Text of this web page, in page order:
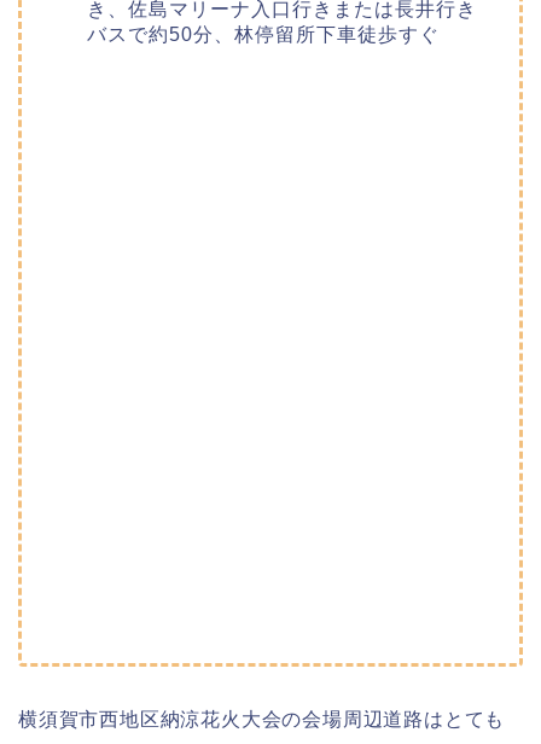
き、佐島マリーナ入口行きまたは長井行き
バスで約50分、林停留所下車徒歩すぐ
横須賀市西地区納涼花火大会の会場周辺道路はとても